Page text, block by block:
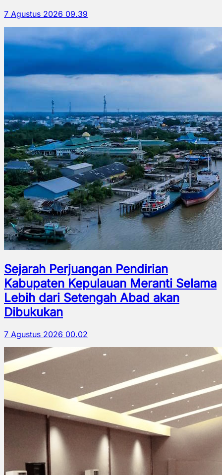
7 Agustus 2026 09.39
Sejarah Perjuangan Pendirian
Kabupaten Kepulauan Meranti Selama
Lebih dari Setengah Abad akan
Dibukukan
7 Agustus 2026 00.02